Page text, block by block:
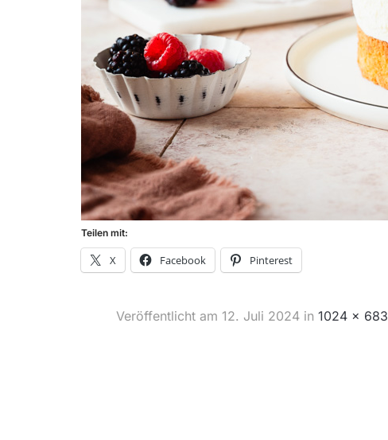
Teilen mit:
X Facebook Pinterest
Veröffentlicht am 12. Juli 2024in 1024 × 683